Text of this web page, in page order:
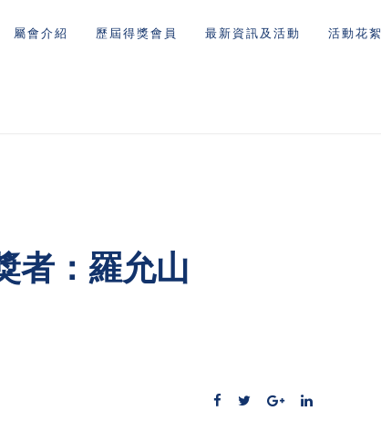
屬會介紹 歷屆得獎會員 最新資訊及活動 活動花絮
者：羅允山